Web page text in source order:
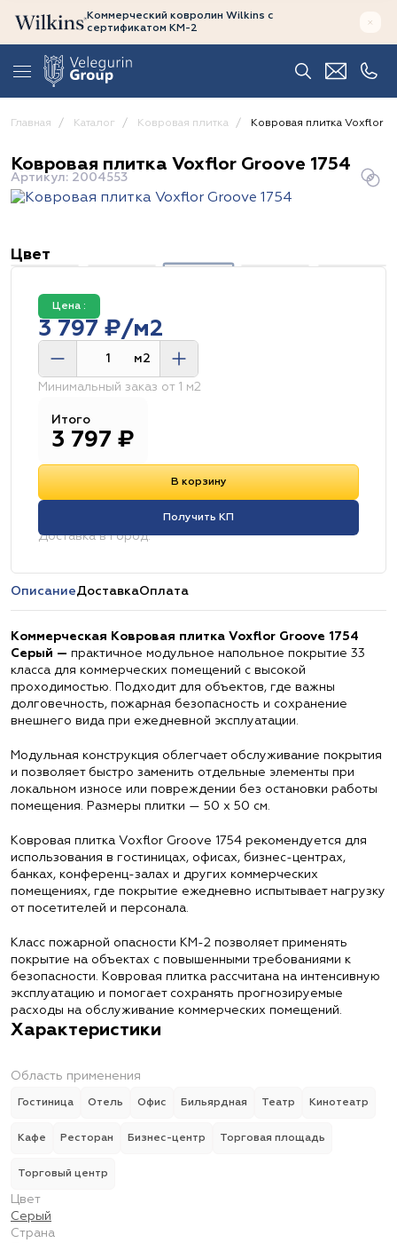
Коммерческий ковролин Wilkins с
сертификатом КМ-2
Главная Каталог Ковровая плитка Ковровая плитка Voxflor
Ковровая плитка Voxflor Groove 1754
Артикул: 2004553
Цвет
Цена :
3 797 ₽/м2
м2
Минимальный заказ от 1 м2
Итого
3 797 ₽
В корзину
Получить КП
Доставка в город:
ОписаниеДоставкаОплата
Коммерческая Ковровая плитка Voxflor Groove 1754
Серый — практичное модульное напольное покрытие 33
класса для коммерческих помещений с высокой
проходимостью. Подходит для объектов, где важны
долговечность, пожарная безопасность и сохранение
внешнего вида при ежедневной эксплуатации.
Модульная конструкция облегчает обслуживание покрытия
и позволяет быстро заменить отдельные элементы при
локальном износе или повреждении без остановки работы
помещения. Размеры плитки — 50 х 50 см.
Ковровая плитка Voxflor Groove 1754 рекомендуется для
использования в гостиницах, офисах, бизнес-центрах,
банках, конференц-залах и других коммерческих
помещениях, где покрытие ежедневно испытывает нагрузку
от посетителей и персонала.
Класс пожарной опасности КМ-2 позволяет применять
покрытие на объектах с повышенными требованиями к
безопасности. Ковровая плитка рассчитана на интенсивную
эксплуатацию и помогает сохранять прогнозируемые
расходы на обслуживание коммерческих помещений.
Характеристики
Область применения
Гостиница Отель Офис Бильярдная Театр Кинотеатр
Кафе Ресторан Бизнес-центр Торговая площадь
Торговый центр
Цвет
Серый
Страна